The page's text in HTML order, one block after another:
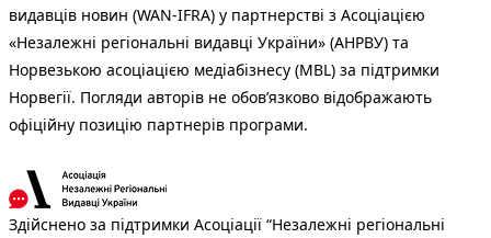
видавців новин (WAN-IFRA) у партнерстві з Асоціацією
«Незалежні регіональні видавці України» (АНРВУ) та
Норвезькою асоціацією медіабізнесу (MBL) за підтримки
Норвегії. Погляди авторів не обов’язково відображають
офіційну позицію партнерів програми.
Здійснено за підтримки Асоціації “Незалежні регіональні